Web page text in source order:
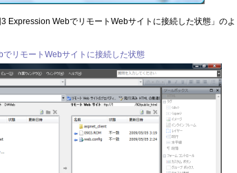
Expression WebでリモートWebサイトに接続した状態」のよ
リモートWebサイトに接続した状態